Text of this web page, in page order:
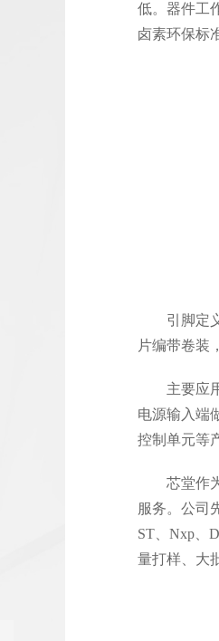
低。器件工
卤素环保标
引脚定
片编带卷装
主要应
电源输入端
控制单元等
芯堂作
服务。公司
ST、Nxp、
量打样、大